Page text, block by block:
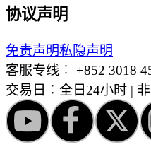
协议声明
免责声明私隐声明
客服专线︰ +852 3018
交易日︰全日24小时 |